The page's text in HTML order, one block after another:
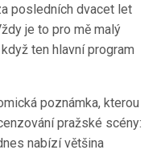
posledních dvacet let
je to pro mě malý
ten hlavní program
poznámka, kterou
pražské scény:
nabízí většina